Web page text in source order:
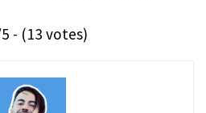
- (13 votes)